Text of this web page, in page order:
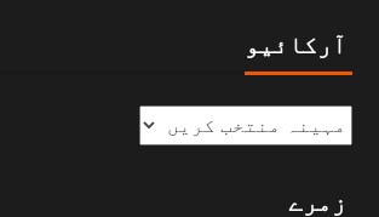
آرکائیو
زمرے